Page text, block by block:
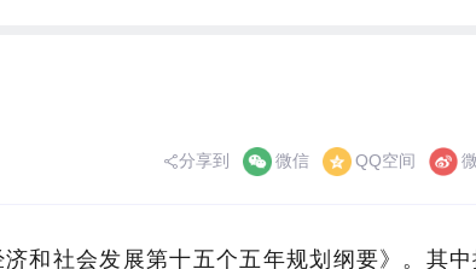
分享到 微信 QQ空间
和社会发展第十五个五年规划纲要》。其中